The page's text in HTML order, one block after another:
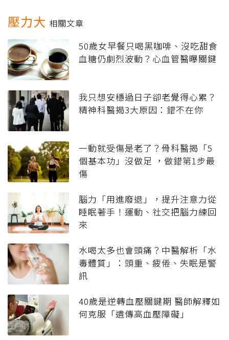
壓力大 相關文章
50歲女早餐只喝黑咖啡、沒吃甜食
血糖仍劇烈波動？心血管醫曝關鍵
我只想安穩過日子卻老覺得心累？
精神科醫揭3大原因：錯不在你
一動就受傷是老了？骨科醫揭「5
個基本功」沒做足 ，做錯第1步最
傷
腦力「用進廢退」，提升注意力從
睡眠著手！運動、社交把腦力練回
來
水喝太多也會頭痛？中醫解析「水
毒體質」：頭重、疲倦、失眠是警
訊
40歲是逆轉血壓關鍵期 醫師解釋如
何克服「遺傳高血壓障礙」